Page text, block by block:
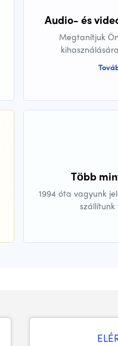
Audio- és
Megtanítjuk
Több
1994 óta vagyunk